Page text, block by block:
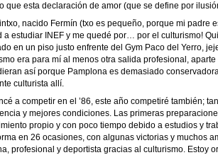
que esta declaración de amor (que se define por
nacido Fermín (txo es pequeño, porque mi padre
a estudiar INEF y me quedé por… por el culturismo!
en un piso justo enfrente del Gym Paco del Yerro,
era para mí al menos otra salida profesional,
así porque Pamplona es demasiado
culturista allí.
a competir en el ’86, este año competiré también;
y mejores condiciones. Las primeras
propio y con poco tiempo debido a estudios y
en 26 ocasiones, con algunas victorias y muchos
profesional y deportista gracias al culturismo. Estoy